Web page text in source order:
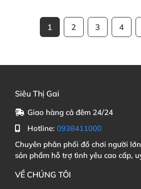
1 2 3 4
Siêu Thị Gai
Giao hàng cả đêm 24/24
Hotline: 0938411000
Chuyên phân phối đồ chơi người
sản phẩm hỗ trợ tình yêu cao cấp,
VỀ CHÚNG TÔI